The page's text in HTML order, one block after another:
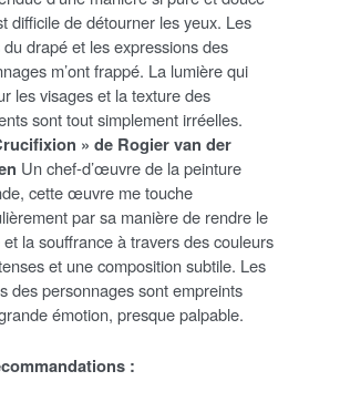
difficile de détourner les yeux. Les
drapé et les expressions des
m’ont frappé. La lumière qui
les visages et la texture des
sont tout simplement irréelles.
» de Rogier van der
Un chef-d’œuvre de la peinture
cette œuvre me touche
par sa manière de rendre le
la souffrance à travers des couleurs
et une composition subtile. Les
des personnages sont empreints
émotion, presque palpable.
: